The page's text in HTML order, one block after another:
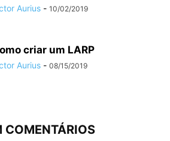
Aurius - 10/02/2019
criar um LARP
Aurius - 08/15/2019
COMENTÁRIOS